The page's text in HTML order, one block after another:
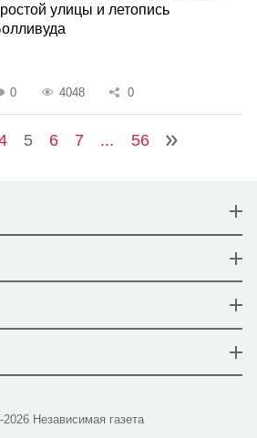
улицы и летопись
0 4048 0
5 6 7 ... 56
Независимая газета